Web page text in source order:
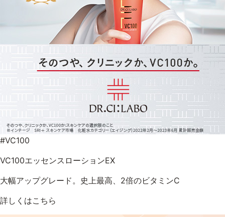
#VC100
VC100エッセンスローションEX
大幅アップグレード。史上最高、2倍のビタミンC
詳しくはこちら